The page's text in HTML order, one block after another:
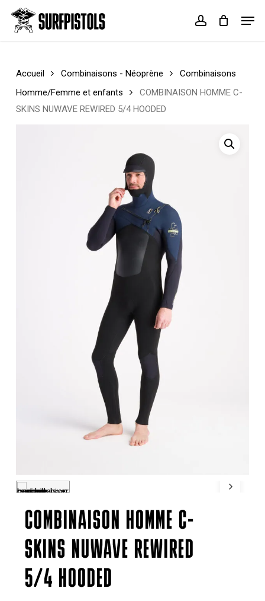
main
account
Cart Close
Accueil Combinaisons - Néoprène
Combinaisons
Homme/Femme et enfants
COMBINAISON HOMME C-
SKINS NUWAVE REWIRED 5/4 HOODED
COMBINAISON HOMME C-
SKINS NUWAVE REWIRED
5/4 HOODED